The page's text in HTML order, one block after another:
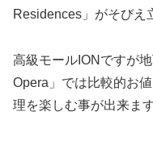
Residences」がそびえ
高級モールIONですが
Opera」では比較的お
理を楽しむ事が出来ます